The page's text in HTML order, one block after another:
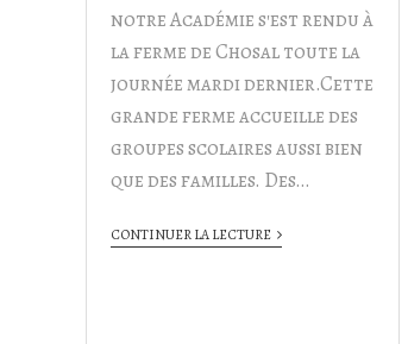
notre Académie s'est rendu à
la ferme de Chosal toute la
journée mardi dernier.Cette
grande ferme accueille des
groupes scolaires aussi bien
que des familles. Des…
CONTINUER LA LECTURE